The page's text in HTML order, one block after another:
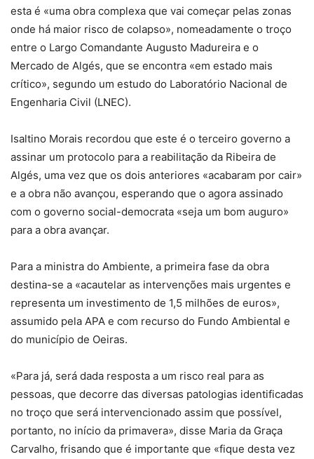
esta é «uma obra complexa que vai começar pelas zonas
onde há maior risco de colapso», nomeadamente o troço
entre o Largo Comandante Augusto Madureira e o
Mercado de Algés, que se encontra «em estado mais
crítico», segundo um estudo do Laboratório Nacional de
Engenharia Civil (LNEC).
Isaltino Morais recordou que este é o terceiro governo a
assinar um protocolo para a reabilitação da Ribeira de
Algés, uma vez que os dois anteriores «acabaram por cair»
e a obra não avançou, esperando que o agora assinado
com o governo social-democrata «seja um bom auguro»
para a obra avançar.
Para a ministra do Ambiente, a primeira fase da obra
destina-se a «acautelar as intervenções mais urgentes e
representa um investimento de 1,5 milhões de euros»,
assumido pela APA e com recurso do Fundo Ambiental e
do município de Oeiras.
«Para já, será dada resposta a um risco real para as
pessoas, que decorre das diversas patologias identificadas
no troço que será intervencionado assim que possível,
portanto, no início da primavera», disse Maria da Graça
Carvalho, frisando que é importante que «fique desta vez